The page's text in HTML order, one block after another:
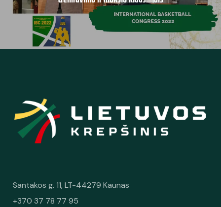
Santakos g. 11, LT-44279 Kaunas
+370 37 78 77 95